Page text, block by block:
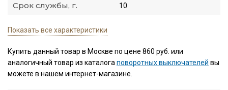
Срок службы, г. 10
Показать все характеристики
Купить данный товар в Москве по цене 860 руб. или
аналогичный товар из каталогаповоротных выключателей вы
можете в нашем интернет-магазине.